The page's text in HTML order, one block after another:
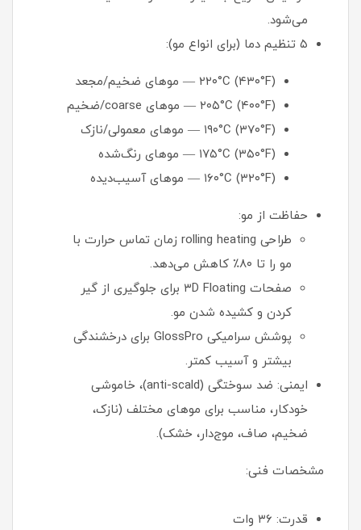
می‌شود.
۵ تنظیم دما (برای انواع مو):
۲۲۰°C (۴۳۰°F) — موهای ضخیم/مجعد
۲۰۵°C (۴۰۰°F) — موهای coarse/ضخیم
۱۹۰°C (۳۷۰°F) — موهای معمولی/نازک
۱۷۵°C (۳۵۰°F) — موهای رنگ‌شده
۱۶۰°C (۳۲۰°F) — موهای آسیب‌دیده
حفاظت از مو:
طراحی rolling heating زمان تماس حرارت با
مو را تا ۸۰٪ کاهش می‌دهد.
صفحات ۳D Floating برای جلوگیری از گیر
کردن و کشیده شدن مو.
پوشش سرامیکی GlossPro برای درخشندگی
بیشتر و آسیب کمتر.
ایمنی: ضد سوختگی (anti-scald)، خاموشی
خودکار، مناسب برای موهای مختلف (نازک،
ضخیم، صاف، موج‌دار، خشک).
مشخصات فنی:
قدرت: ۳۶ وات